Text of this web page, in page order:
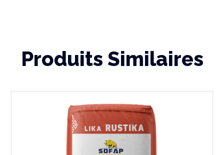
Produits Similaires